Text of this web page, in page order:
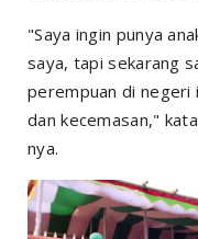
"Saya ingin punya
saya, tapi sekarang
perempuan di negeri
dan kecemasan,"
nya.